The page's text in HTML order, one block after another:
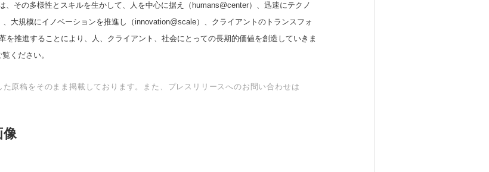
、その多様性とスキルを生かして、人を中心に据え（humans@center）、迅速にテクノ
大規模にイノベーションを推進し（innovation@scale）、クライアントのトランスフォ
を推進することにより、人、クライアント、社会にとっての長期的価値を創造していきま
ください。
原稿をそのまま掲載しております。また、プレスリリースへのお問い合わせは
像